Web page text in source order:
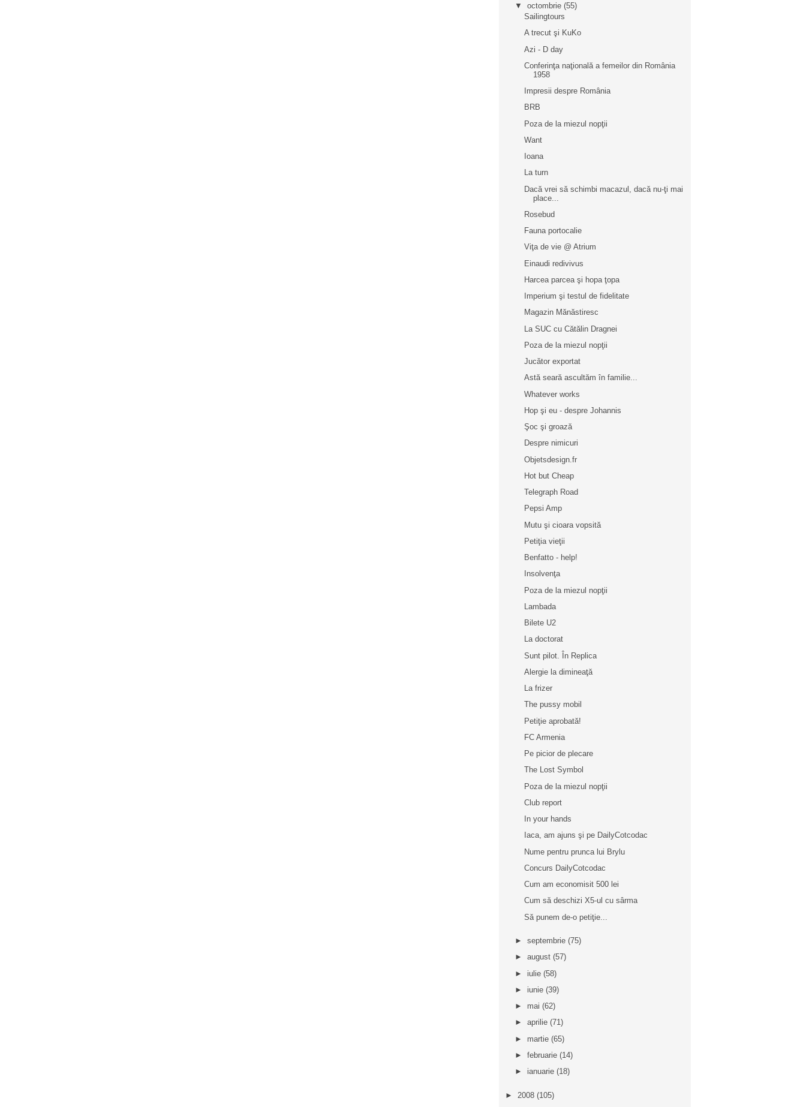
▼ octombrie (55)
Sailingtours
A trecut şi KuKo
Azi - D day
Conferinţa naţională a femeilor din România
1958
Impresii despre România
BRB
Poza de la miezul nopţii
Want
Ioana
La turn
Dacă vrei să schimbi macazul, dacă nu-ţi mai
place...
Rosebud
Fauna portocalie
Viţa de vie @ Atrium
Einaudi redivivus
Harcea parcea şi hopa ţopa
Imperium şi testul de fidelitate
Magazin Mănăstiresc
La SUC cu Cătălin Dragnei
Poza de la miezul nopţii
Jucător exportat
Astă seară ascultăm în familie...
Whatever works
Hop şi eu - despre Johannis
Şoc şi groază
Despre nimicuri
Objetsdesign.fr
Hot but Cheap
Telegraph Road
Pepsi Amp
Mutu şi cioara vopsită
Petiţia vieţii
Benfatto - help!
Insolvenţa
Poza de la miezul nopţii
Lambada
Bilete U2
La doctorat
Sunt pilot. În Replica
Alergie la dimineaţă
La frizer
The pussy mobil
Petiţie aprobată!
FC Armenia
Pe picior de plecare
The Lost Symbol
Poza de la miezul nopţii
Club report
In your hands
Iaca, am ajuns şi pe DailyCotcodac
Nume pentru prunca lui Brylu
Concurs DailyCotcodac
Cum am economisit 500 lei
Cum să deschizi X5-ul cu sârma
Să punem de-o petiţie...
► septembrie (75)
► august (57)
► iulie (58)
► iunie (39)
► mai (62)
► aprilie (71)
► martie (65)
► februarie (14)
► ianuarie (18)
► 2008 (105)